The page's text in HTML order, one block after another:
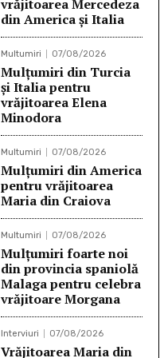
vrăjitoarea Mercedeza
din America și Italia
Multumiri 07/08/2026
Mulţumiri din Turcia
și Italia pentru
vrăjitoarea Elena
Minodora
Multumiri 07/08/2026
Mulţumiri din America
pentru vrăjitoarea
Maria din Craiova
Multumiri 07/08/2026
Mulţumiri foarte noi
din provincia spaniolă
Malaga pentru celebra
vrăjitoare Morgana
Interviuri 07/08/2026
Vrăjitoarea Maria din